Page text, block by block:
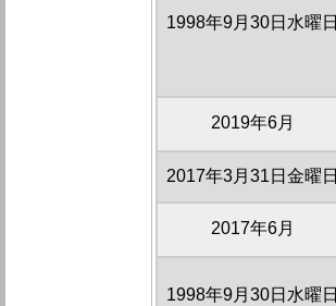
1998年9月30日水曜日
2019年6月
2017年3月31日金曜日
2017年6月
1998年9月30日水曜日